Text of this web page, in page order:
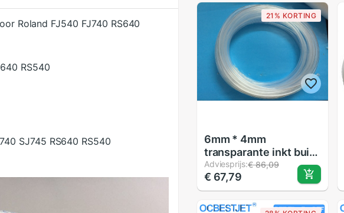
Roland FJ540 FJ740 RS640
RS540
SJ745 RS640 RS540
21% KORTING
6mm * 4mm
transparante inkt buis
voor printer
bulkinktsysteem/CISS
inkt buis (20 M)
Adviesprijs:€ 86,09
€ 67,79